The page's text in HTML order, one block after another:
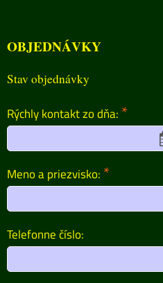
OBJEDNÁVKY
Stav objednávky
Rýchly kontakt zo dňa: *
Meno a priezvisko: *
Telefonne číslo: